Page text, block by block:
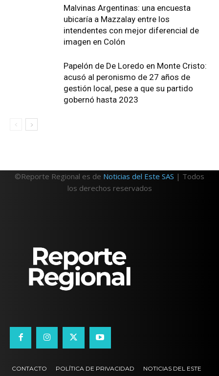
Malvinas Argentinas: una encuesta
ubicaría a Mazzalay entre los
intendentes con mejor diferencial de
imagen en Colón
Papelón de De Loredo en Monte Cristo:
acusó al peronismo de 27 años de
gestión local, pese a que su partido
gobernó hasta 2023
©Reporte Regional es de Noticias del Este SAS | Todos
los derechos reservados
CONTACTO POLÍTICA DE PRIVACIDAD NOTICIAS DEL ESTE